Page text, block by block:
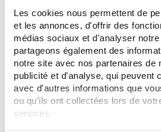
Les cookies nous permettent de
et les annonces, d'offrir des
médias sociaux et d'analyser
partageons également des
notre site avec nos partenaires de
publicité et d'analyse, qui peuvent
avec d'autres informations que
ou qu'ils ont collectées lors de
services.
Retrouvez plus de 20 000
nombreuses offres et promotions
marques préférées,Filorga,Nuxe
Mustela, Uriage,Lierac,
Lancaster